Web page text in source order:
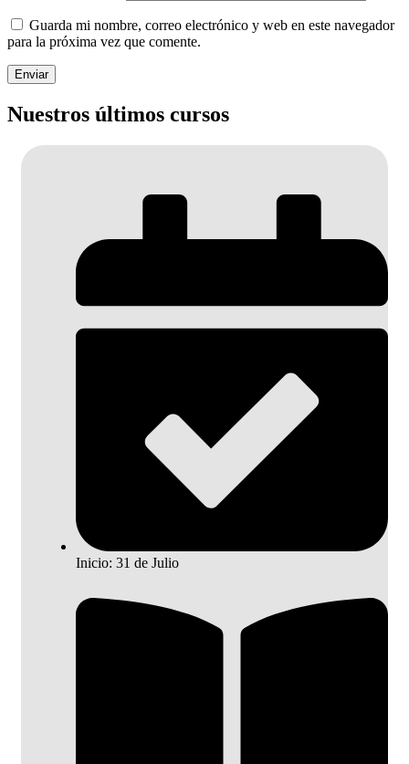
Guarda mi nombre, correo electrónico y web en este navegador
para la próxima vez que comente.
Nuestros últimos cursos
Inicio: 31 de Julio